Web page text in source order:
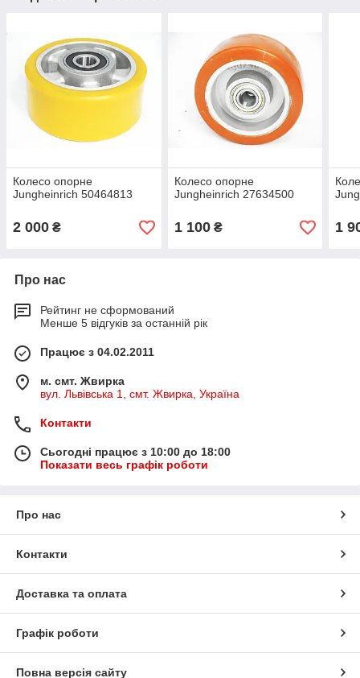
Колесо опорне
Jungheinrich 50464813
2 000 ₴
Колесо опорне
Jungheinrich 27634500
1 100₴ 1
Про нас
Рейтинг не сформований
Менше 5 відгуків за останній рік
Працює з 04.02.2011
м. смт. Жвирка
вул. Львівська 1, смт. Жвирка, Україна
Контакти
Сьогодні працює з 10:00 до 18:00
Показати весь графік роботи
Про нас
Контакти
Доставка та оплата
Графік роботи
Повна версія сайту